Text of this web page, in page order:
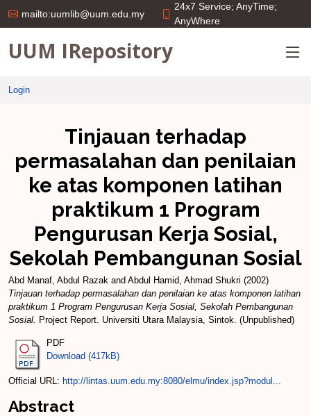
mailto:uumlib@uum.edu.my
24x7 Service; AnyTime;
AnyWhere
UUM IRepository
Login
Tinjauan terhadap
permasalahan dan penilaian
ke atas komponen latihan
praktikum 1 Program
Pengurusan Kerja Sosial,
Sekolah Pembangunan Sosial
Abd Manaf, Abdul Razak and Abdul Hamid, Ahmad Shukri (2002)
Tinjauan terhadap permasalahan dan penilaian ke atas komponen latihan
praktikum 1 Program Pengurusan Kerja Sosial, Sekolah Pembangunan
Sosial. Project Report. Universiti Utara Malaysia, Sintok. (Unpublished)
PDF
Download (417kB)
Official URL: http://lintas.uum.edu.my:8080/elmu/index.jsp?modul...
Abstract